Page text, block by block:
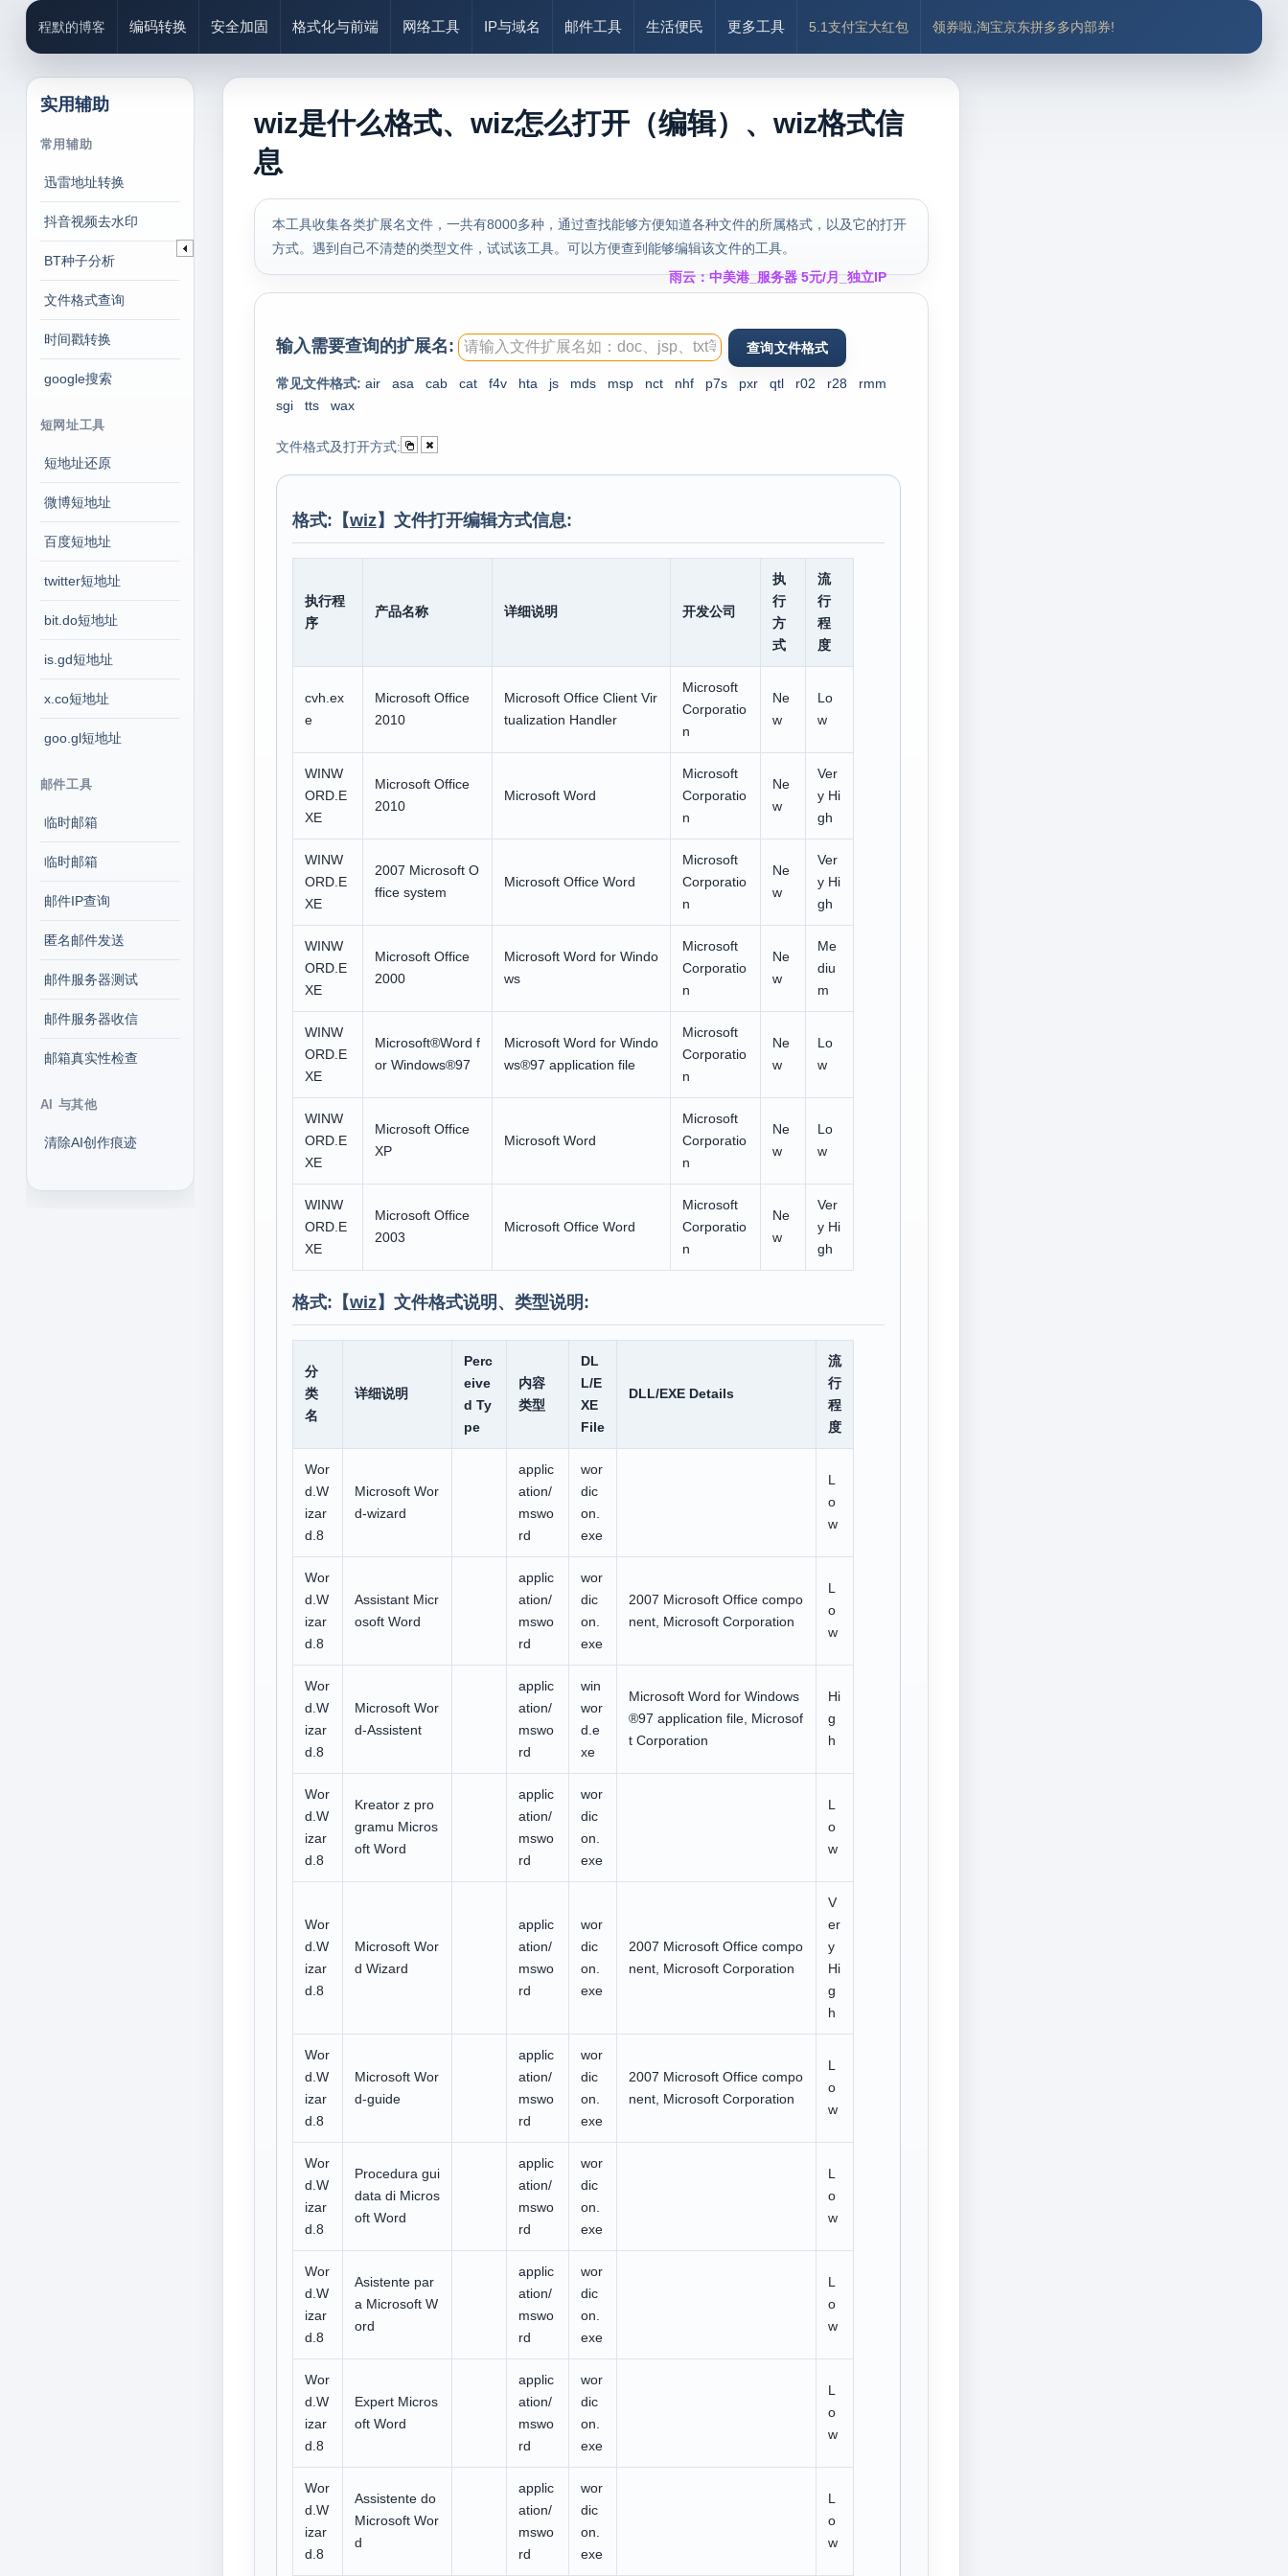
程默的博客 编码转换 安全加固 格式化与前端 网络工具 IP与域名 邮件工具 生活便民 更多工具 5.1支付宝大红包 领券啦,淘宝京东拼多多内部券!
实用辅助
常用辅助
迅雷地址转换
抖音视频去水印
BT种子分析
文件格式查询
时间戳转换
google搜索
短网址工具
短地址还原
微博短地址
百度短地址
twitter短地址
bit.do短地址
is.gd短地址
x.co短地址
goo.gl短地址
邮件工具
临时邮箱
临时邮箱
邮件IP查询
匿名邮件发送
邮件服务器测试
邮件服务器收信
邮箱真实性检查
AI 与其他
清除AI创作痕迹
wiz是什么格式、wiz怎么打开（编辑）、wiz格式信
息
本工具收集各类扩展名文件，一共有8000多种，通过查找能够方便知道各种文件的所属格式，以及它的打开
方式。遇到自己不清楚的类型文件，试试该工具。可以方便查到能够编辑该文件的工具。
雨云：中美港_服务器 5元/月_独立IP
输入需要查询的扩展名:
常见文件格式: air asa cab cat f4v hta js mds msp nct nhf p7s pxr qtl r02 r28
rmm
sgi
tts wax
文件格式及打开方式:
格式:【wiz】文件打开编辑方式信息:
执行程
序
产品名称 详细说明 开发公司
执
行
方
式
流
行
程
度
cvh.ex
e
Microsoft Office
2010
Microsoft Office Client Vir
tualization Handler
Microsoft
Corporatio
n
Ne
w
Lo
w
WINW
ORD.E
XE
Microsoft Office
2010
Microsoft Word
Microsoft
Corporatio
n
Ne
w
Ver
y Hi
gh
WINW
ORD.E
XE
2007 Microsoft O
ffice system
Microsoft Office Word
Microsoft
Corporatio
n
Ne
w
Ver
y Hi
gh
WINW
ORD.E
XE
Microsoft Office
2000
Microsoft Word for Windo
ws
Microsoft
Corporatio
n
Ne
w
Me
diu
m
WINW
ORD.E
XE
Microsoft®Word f
or Windows®97
Microsoft Word for Windo
ws®97 application file
Microsoft
Corporatio
n
Ne
w
Lo
w
WINW
ORD.E
XE
Microsoft Office
XP
Microsoft Word
Microsoft
Corporatio
n
Ne
w
Lo
w
WINW
ORD.E
XE
Microsoft Office
2003
Microsoft Office Word
Microsoft
Corporatio
n
Ne
w
Ver
y Hi
gh
格式:【wiz】文件格式说明、类型说明:
分
类
名
详细说明
Perc
eive
d Ty
pe
内容
类型
DL
L/E
XE
File
DLL/EXE Details
流
行
程
度
Wor
d.W
izar
d.8
Microsoft Wor
d-wizard
applic
ation/
mswo
rd
wor
dic
on.
exe
L
o
w
Wor
d.W
izar
d.8
Assistant Micr
osoft Word
applic
ation/
mswo
rd
wor
dic
on.
exe
2007 Microsoft Office compo
nent, Microsoft Corporation
L
o
w
Wor
d.W
izar
d.8
Microsoft Wor
d-Assistent
applic
ation/
mswo
rd
win
wor
d.e
xe
Microsoft Word for Windows
®97 application file, Microsof
t Corporation
Hi
g
h
Wor
d.W
izar
d.8
Kreator z pro
gramu Micros
oft Word
applic
ation/
mswo
rd
wor
dic
on.
exe
L
o
w
Wor
d.W
izar
d.8
Microsoft Wor
d Wizard
applic
ation/
mswo
rd
wor
dic
on.
exe
2007 Microsoft Office compo
nent, Microsoft Corporation
V
er
y
Hi
g
h
Wor
d.W
izar
d.8
Microsoft Wor
d-guide
applic
ation/
mswo
rd
wor
dic
on.
exe
2007 Microsoft Office compo
nent, Microsoft Corporation
L
o
w
Wor
d.W
izar
d.8
Procedura gui
data di Micros
oft Word
applic
ation/
mswo
rd
wor
dic
on.
exe
L
o
w
Wor
d.W
izar
d.8
Asistente par
a Microsoft W
ord
applic
ation/
mswo
rd
wor
dic
on.
exe
L
o
w
Wor
d.W
izar
d.8
Expert Micros
oft Word
applic
ation/
mswo
rd
wor
dic
on.
exe
L
o
w
Wor
d.W
izar
d.8
Assistente do
Microsoft Wor
d
applic
ation/
mswo
rd
wor
dic
on.
exe
L
o
w